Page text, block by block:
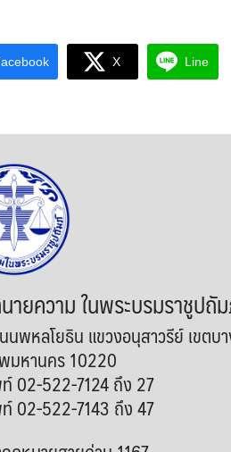
X Line
ายความ ในพระบรมราชูปถั
พหลโยธิน แขวงอนุสาวรีย์ เขตบา
มหานคร 10220
02-522-7124 ถึง 27
02-522-7143 ถึง 47